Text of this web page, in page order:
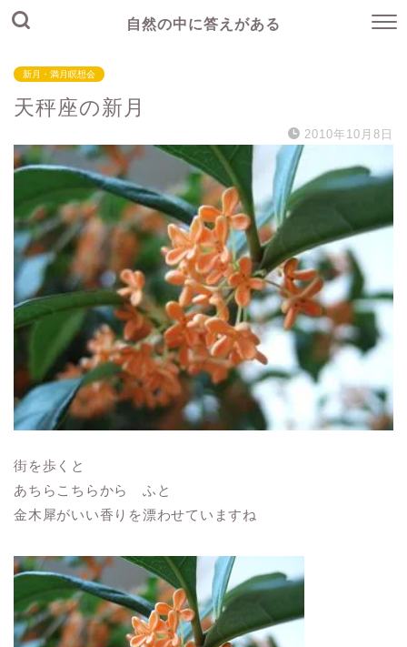
自然の中に答えがある
新月・満月瞑想会
天秤座の新月
2010年10月8日
街を歩くと
あちらこちらから ふと
金木犀がいい香りを漂わせていますね